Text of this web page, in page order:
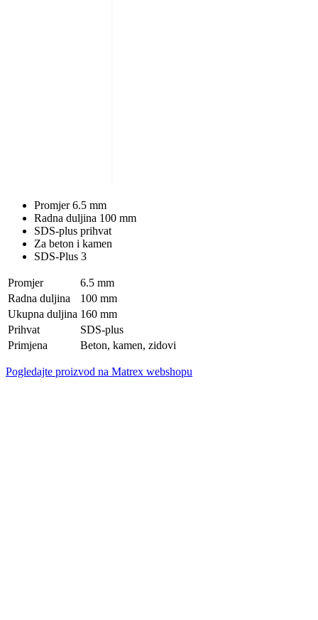
Promjer 6.5 mm
Radna duljina 100 mm
SDS-plus prihvat
Za beton i kamen
SDS-Plus 3
Promjer
6.5 mm
Radna duljina
100 mm
Ukupna duljina 160 mm
Prihvat
SDS-plus
Primjena
Beton, kamen, zidovi
Pogledajte proizvod na Matrex webshopu